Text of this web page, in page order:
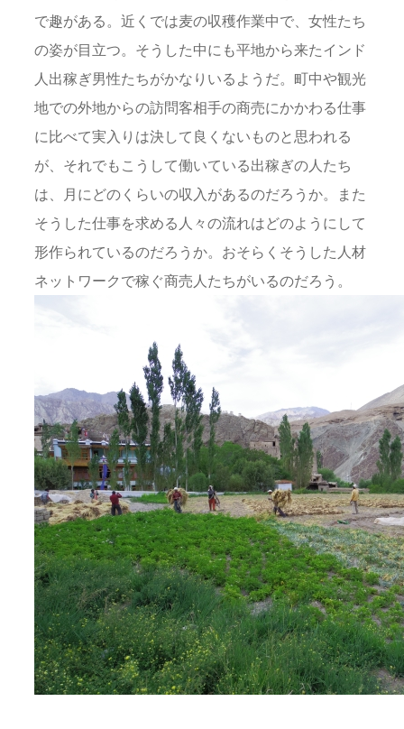
で趣がある。近くでは麦の収穫作業中で、女性たち
の姿が目立つ。そうした中にも平地から来たインド
人出稼ぎ男性たちがかなりいるようだ。町中や観光
地での外地からの訪問客相手の商売にかかわる仕事
に比べて実入りは決して良くないものと思われる
が、それでもこうして働いている出稼ぎの人たち
は、月にどのくらいの収入があるのだろうか。また
そうした仕事を求める人々の流れはどのようにして
形作られているのだろうか。おそらくそうした人材
ネットワークで稼ぐ商売人たちがいるのだろう。